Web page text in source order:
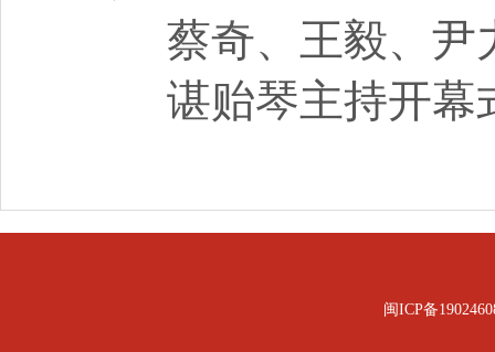
蔡奇、王毅、尹
谌贻琴主持开幕
闽ICP备